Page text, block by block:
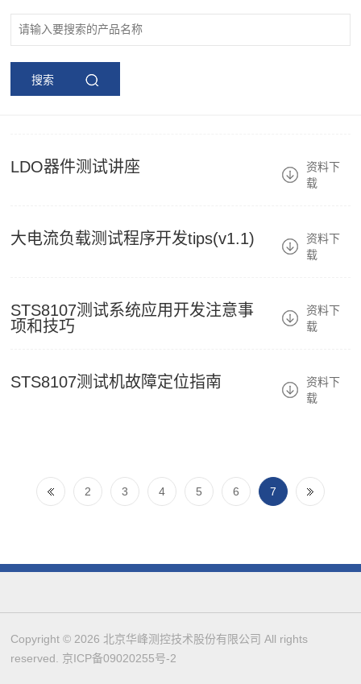
搜索
LDO器件测试讲座
资料下
载
大电流负载测试程序开发tips(v1.1)
资料下
载
STS8107测试系统应用开发注意事
项和技巧
资料下
载
STS8107测试机故障定位指南
资料下
载
2 3 4 5 6 7
Copyright © 2026 北京华峰测控技术股份有限公司 All rights
reserved. 京ICP备09020255号-2